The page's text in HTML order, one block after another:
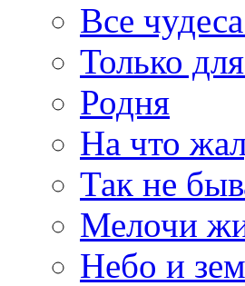
Все
Только
Родня
На что
Так не
Мелочи
Небо и